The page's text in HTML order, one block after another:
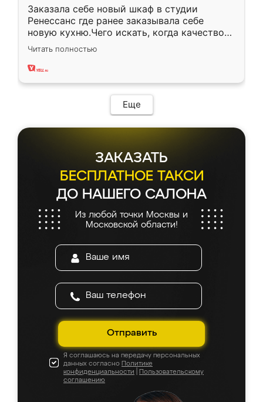
Заказала себе новый шкаф в студии
Ренессанс где ранее заказывала себе
новую кухню.Чего искать, когда качеством
вполне довольна. Служит кухня уже почти
два года, нареканий нет.
Читать полностью
Еще
ЗАКАЗАТЬ
БЕСПЛАТНОЕ ТАКСИ
ДО НАШЕГО САЛОНА
Из любой точки Москвы и
Московской области!
Отправить
Я соглашаюсь на передачу персональных
данных согласно Политике
конфиденциальности
Пользовательскому
соглашению